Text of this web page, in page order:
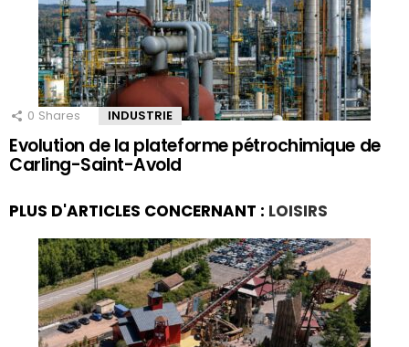
0 Shares INDUSTRIE
Evolution de la plateforme pétrochimique de
Carling-Saint-Avold
PLUS D'ARTICLES CONCERNANT : LOISIRS